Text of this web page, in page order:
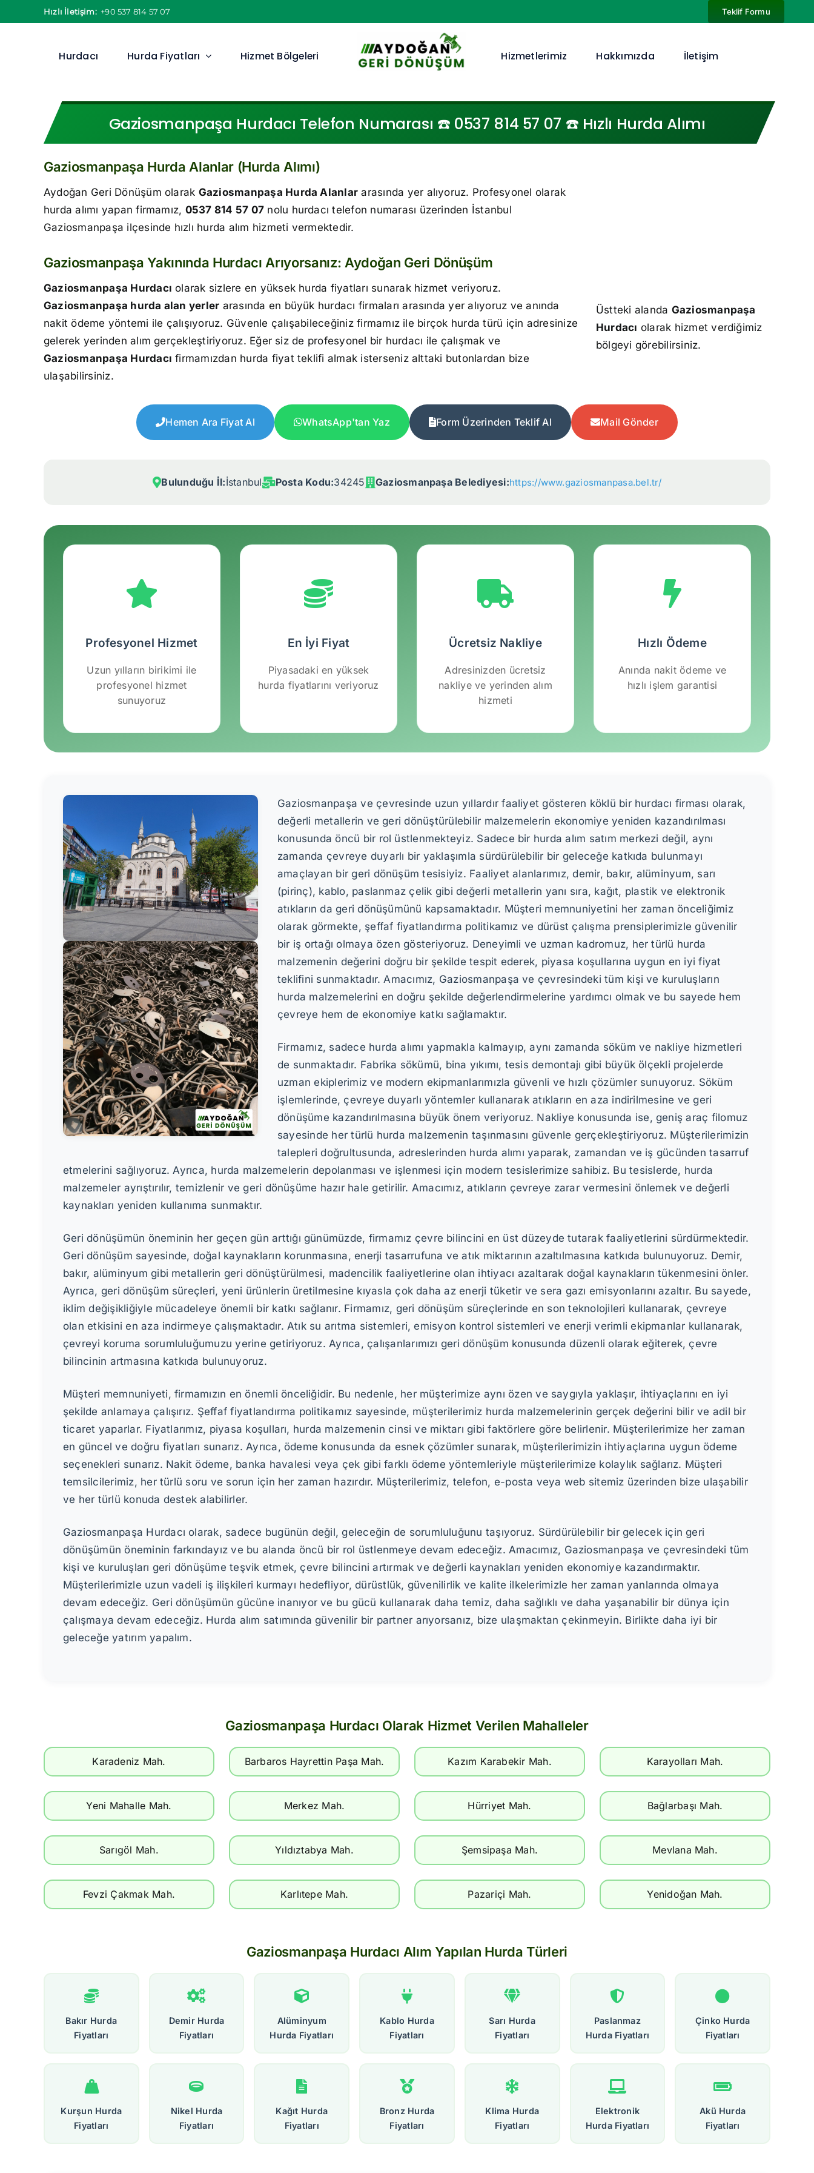
to
Hızlı İletişim: +90 537 814 57 07 Teklif Formu
Hurdacı Hurda Fiyatları Hizmet Bölgeleri Hizmetlerimiz Hakkımızda İletişim
Gaziosmanpaşa Hurdacı Telefon Numarası ☎️ 0537 814 57 07 ☎️ Hızlı Hurda Alımı
Gaziosmanpaşa Hurda Alanlar (Hurda Alımı)
Aydoğan Geri Dönüşüm olarak Gaziosmanpaşa Hurda Alanlar arasında yer alıyoruz. Profesyonel olarak
hurda alımı yapan firmamız, 0537 814 57 07 nolu hurdacı telefon numarası üzerinden İstanbul
Gaziosmanpaşa ilçesinde hızlı hurda alım hizmeti vermektedir.
Gaziosmanpaşa Yakınında Hurdacı Arıyorsanız: Aydoğan Geri Dönüşüm
Gaziosmanpaşa Hurdacı olarak sizlere en yüksek hurda fiyatları sunarak hizmet veriyoruz.
Gaziosmanpaşa hurda alan yerler arasında en büyük hurdacı firmaları arasında yer alıyoruz ve anında
nakit ödeme yöntemi ile çalışıyoruz. Güvenle çalışabileceğiniz firmamız ile birçok hurda türü için adresinize
gelerek yerinden alım gerçekleştiriyoruz. Eğer siz de profesyonel bir hurdacı ile çalışmak ve
Gaziosmanpaşa Hurdacı firmamızdan hurda fiyat teklifi almak isterseniz alttaki butonlardan bize
ulaşabilirsiniz.
Üstteki alanda Gaziosmanpaşa
Hurdacı olarak hizmet verdiğimiz
bölgeyi görebilirsiniz.
Hemen Ara Fiyat Al WhatsApp'tan Yaz Form Üzerinden Teklif Al Mail Gönder
Bulunduğu İl:İstanbul Posta Kodu:34245 Gaziosmanpaşa Belediyesi:https://www.gaziosmanpasa.bel.tr/
Profesyonel Hizmet
Uzun yılların birikimi ile
profesyonel hizmet
sunuyoruz
En İyi Fiyat
Piyasadaki en yüksek
hurda fiyatlarını veriyoruz
Ücretsiz Nakliye
Adresinizden ücretsiz
nakliye ve yerinden alım
hizmeti
Hızlı Ödeme
Anında nakit ödeme ve
hızlı işlem garantisi
Gaziosmanpaşa ve çevresinde uzun yıllardır faaliyet gösteren köklü bir hurdacı firması olarak,
değerli metallerin ve geri dönüştürülebilir malzemelerin ekonomiye yeniden kazandırılması
konusunda öncü bir rol üstlenmekteyiz. Sadece bir hurda alım satım merkezi değil, aynı
zamanda çevreye duyarlı bir yaklaşımla sürdürülebilir bir geleceğe katkıda bulunmayı
amaçlayan bir geri dönüşüm tesisiyiz. Faaliyet alanlarımız, demir, bakır, alüminyum, sarı
(pirinç), kablo, paslanmaz çelik gibi değerli metallerin yanı sıra, kağıt, plastik ve elektronik
atıkların da geri dönüşümünü kapsamaktadır. Müşteri memnuniyetini her zaman önceliğimiz
olarak görmekte, şeffaf fiyatlandırma politikamız ve dürüst çalışma prensiplerimizle güvenilir
bir iş ortağı olmaya özen gösteriyoruz. Deneyimli ve uzman kadromuz, her türlü hurda
malzemenin değerini doğru bir şekilde tespit ederek, piyasa koşullarına uygun en iyi fiyat
teklifini sunmaktadır. Amacımız, Gaziosmanpaşa ve çevresindeki tüm kişi ve kuruluşların
hurda malzemelerini en doğru şekilde değerlendirmelerine yardımcı olmak ve bu sayede hem
çevreye hem de ekonomiye katkı sağlamaktır.
Firmamız, sadece hurda alımı yapmakla kalmayıp, aynı zamanda söküm ve nakliye hizmetleri
de sunmaktadır. Fabrika sökümü, bina yıkımı, tesis demontajı gibi büyük ölçekli projelerde
uzman ekiplerimiz ve modern ekipmanlarımızla güvenli ve hızlı çözümler sunuyoruz. Söküm
işlemlerinde, çevreye duyarlı yöntemler kullanarak atıkların en aza indirilmesine ve geri
dönüşüme kazandırılmasına büyük önem veriyoruz. Nakliye konusunda ise, geniş araç filomuz
sayesinde her türlü hurda malzemenin taşınmasını güvenle gerçekleştiriyoruz. Müşterilerimizin
talepleri doğrultusunda, adreslerinden hurda alımı yaparak, zamandan ve iş gücünden tasarruf
etmelerini sağlıyoruz. Ayrıca, hurda malzemelerin depolanması ve işlenmesi için modern tesislerimize sahibiz. Bu tesislerde, hurda
malzemeler ayrıştırılır, temizlenir ve geri dönüşüme hazır hale getirilir. Amacımız, atıkların çevreye zarar vermesini önlemek ve değerli
kaynakları yeniden kullanıma sunmaktır.
Geri dönüşümün öneminin her geçen gün arttığı günümüzde, firmamız çevre bilincini en üst düzeyde tutarak faaliyetlerini sürdürmektedir.
Geri dönüşüm sayesinde, doğal kaynakların korunmasına, enerji tasarrufuna ve atık miktarının azaltılmasına katkıda bulunuyoruz. Demir,
bakır, alüminyum gibi metallerin geri dönüştürülmesi, madencilik faaliyetlerine olan ihtiyacı azaltarak doğal kaynakların tükenmesini önler.
Ayrıca, geri dönüşüm süreçleri, yeni ürünlerin üretilmesine kıyasla çok daha az enerji tüketir ve sera gazı emisyonlarını azaltır. Bu sayede,
iklim değişikliğiyle mücadeleye önemli bir katkı sağlanır. Firmamız, geri dönüşüm süreçlerinde en son teknolojileri kullanarak, çevreye
olan etkisini en aza indirmeye çalışmaktadır. Atık su arıtma sistemleri, emisyon kontrol sistemleri ve enerji verimli ekipmanlar kullanarak,
çevreyi koruma sorumluluğumuzu yerine getiriyoruz. Ayrıca, çalışanlarımızı geri dönüşüm konusunda düzenli olarak eğiterek, çevre
bilincinin artmasına katkıda bulunuyoruz.
Müşteri memnuniyeti, firmamızın en önemli önceliğidir. Bu nedenle, her müşterimize aynı özen ve saygıyla yaklaşır, ihtiyaçlarını en iyi
şekilde anlamaya çalışırız. Şeffaf fiyatlandırma politikamız sayesinde, müşterilerimiz hurda malzemelerinin gerçek değerini bilir ve adil bir
ticaret yaparlar. Fiyatlarımız, piyasa koşulları, hurda malzemenin cinsi ve miktarı gibi faktörlere göre belirlenir. Müşterilerimize her zaman
en güncel ve doğru fiyatları sunarız. Ayrıca, ödeme konusunda da esnek çözümler sunarak, müşterilerimizin ihtiyaçlarına uygun ödeme
seçenekleri sunarız. Nakit ödeme, banka havalesi veya çek gibi farklı ödeme yöntemleriyle müşterilerimize kolaylık sağlarız. Müşteri
temsilcilerimiz, her türlü soru ve sorun için her zaman hazırdır. Müşterilerimiz, telefon, e-posta veya web sitemiz üzerinden bize ulaşabilir
ve her türlü konuda destek alabilirler.
Gaziosmanpaşa Hurdacı olarak, sadece bugünün değil, geleceğin de sorumluluğunu taşıyoruz. Sürdürülebilir bir gelecek için geri
dönüşümün öneminin farkındayız ve bu alanda öncü bir rol üstlenmeye devam edeceğiz. Amacımız, Gaziosmanpaşa ve çevresindeki tüm
kişi ve kuruluşları geri dönüşüme teşvik etmek, çevre bilincini artırmak ve değerli kaynakları yeniden ekonomiye kazandırmaktır.
Müşterilerimizle uzun vadeli iş ilişkileri kurmayı hedefliyor, dürüstlük, güvenilirlik ve kalite ilkelerimizle her zaman yanlarında olmaya
devam edeceğiz. Geri dönüşümün gücüne inanıyor ve bu gücü kullanarak daha temiz, daha sağlıklı ve daha yaşanabilir bir dünya için
çalışmaya devam edeceğiz. Hurda alım satımında güvenilir bir partner arıyorsanız, bize ulaşmaktan çekinmeyin. Birlikte daha iyi bir
geleceğe yatırım yapalım.
Gaziosmanpaşa Hurdacı Olarak Hizmet Verilen Mahalleler
Karadeniz Mah. Barbaros Hayrettin Paşa Mah. Kazım Karabekir Mah. Karayolları Mah.
Yeni Mahalle Mah. Merkez Mah. Hürriyet Mah. Bağlarbaşı Mah.
Sarıgöl Mah. Yıldıztabya Mah. Şemsipaşa Mah. Mevlana Mah.
Fevzi Çakmak Mah. Karlıtepe Mah. Pazariçi Mah. Yenidoğan Mah.
Gaziosmanpaşa Hurdacı Alım Yapılan Hurda Türleri
Bakır Hurda
Fiyatları
Demir Hurda
Fiyatları
Alüminyum
Hurda Fiyatları
Kablo Hurda
Fiyatları
Sarı Hurda
Fiyatları
Paslanmaz
Hurda Fiyatları
Çinko Hurda
Fiyatları
Kurşun Hurda
Fiyatları
Nikel Hurda
Fiyatları
Kağıt Hurda
Fiyatları
Bronz Hurda
Fiyatları
Klima Hurda
Fiyatları
Elektronik
Hurda Fiyatları
Akü Hurda
Fiyatları